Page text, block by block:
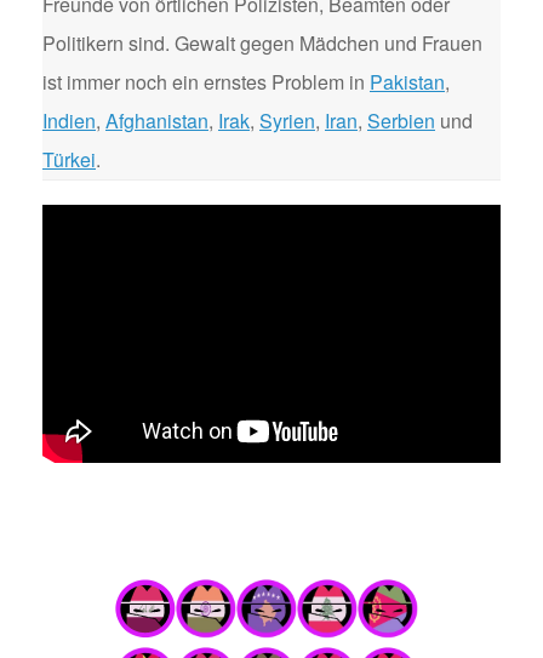
Politikern sind. Gewalt gegen Mädchen und Frauen
ist immer noch ein ernstes Problem in Pakistan,
Indien, Afghanistan, Irak, Syrien, Iran, Serbien und
Türkei.